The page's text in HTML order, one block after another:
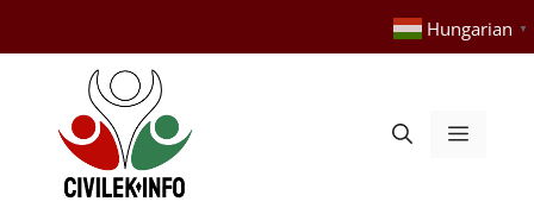
tartalomba
Hungarian ▼
Menü